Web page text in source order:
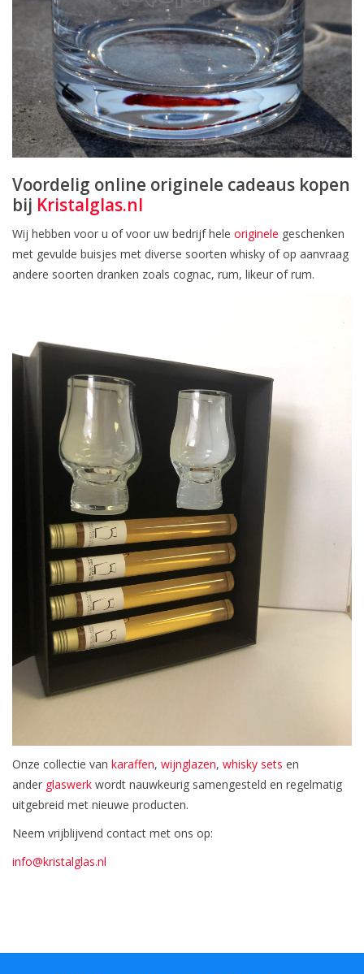
Voordelig online originele cadeaus kopen
bij Kristalglas.nl
Wij hebben voor u of voor uw bedrijf hele originele geschenken
met gevulde buisjes met diverse soorten whisky of op aanvraag
andere soorten dranken zoals cognac, rum, likeur of rum.
Onze collectie van karaffen, wijnglazen, whisky sets en
ander glaswerk wordt nauwkeurig samengesteld en regelmatig
uitgebreid met nieuwe producten.
Neem vrijblijvend contact met ons op:
info@kristalglas.nl